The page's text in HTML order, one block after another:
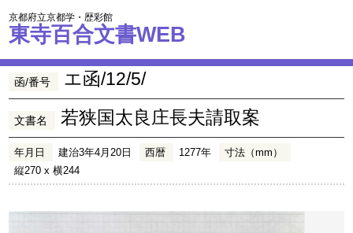
京都府立京都学・歴彩館
東寺百合文書WEB
函/番号 エ函/12/5/
文書名 若狭国太良庄長夫請取案
年月日 建治3年4月20日 西暦 1277年
寸法（mm）
縦270 x 横244